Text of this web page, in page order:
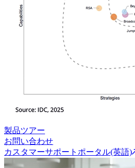
製品ツアー
お問い合わせ
カスタマーサポートポータル(英語)